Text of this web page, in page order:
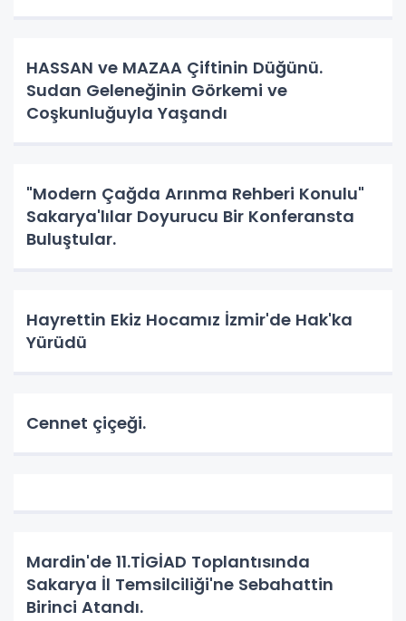
HASSAN ve MAZAA Çiftinin Düğünü.
Sudan Geleneğinin Görkemi ve
Coşkunluğuyla Yaşandı
"Modern Çağda Arınma Rehberi Konulu"
Sakarya'lılar Doyurucu Bir Konferansta
Buluştular.
Hayrettin Ekiz Hocamız İzmir'de Hak'ka
Yürüdü
Cennet çiçeği.
Mardin'de 11.TİGİAD Toplantısında
Sakarya İl Temsilciliği'ne Sebahattin
Birinci Atandı.